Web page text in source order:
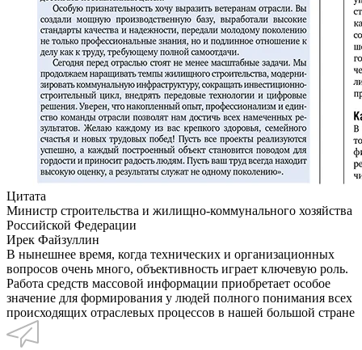
Цитата
Министр строительства и жилищно-коммунального хозяйства
Российской Федерации
Ирек Файзуллин
В нынешнее время, когда технических и организационных
вопросов очень много, объективность играет ключевую роль.
Работа средств массовой информации приобретает особое
значение для формирования у людей полного понимания всех
происходящих отраслевых процессов в нашей большой стране